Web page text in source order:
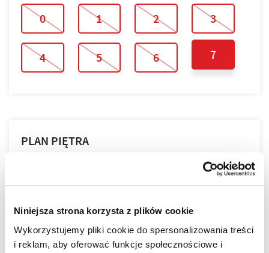
Niniejsza strona korzysta z plików cookie
Wykorzystujemy pliki cookie do spersonalizowania treści
i reklam, aby oferować funkcje społecznościowe i
0 1 2 3
4 5 6 7
PLAN PIĘTRA
PLAN MIESZKANIA